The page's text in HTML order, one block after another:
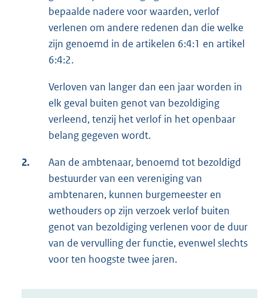
bepaal­de nadere voor waarden, verlof
verlenen om andere redenen dan die welke
zijn ge­noemd in de artikelen 6:4:1 en artikel
6:4:2.
Verloven van langer dan een jaar worden in
elk geval buiten genot van bezoldiging
verleend, tenzij het verlof in het openbaar
belang gegeven wordt.
2.
Aan de ambtenaar, benoemd tot bezoldigd
bestuurder van een vereniging van
ambtenaren, kunnen burgemees­ter en
wethou­ders op zijn verzoek verlof buiten
genot van bezol­diging verlenen voor de duur
van de vervulling der func­tie, evenwel slechts
voor ten hoogste twee jaren.